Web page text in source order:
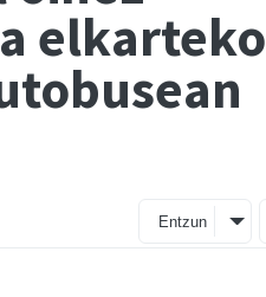
elkarteko
Entzun